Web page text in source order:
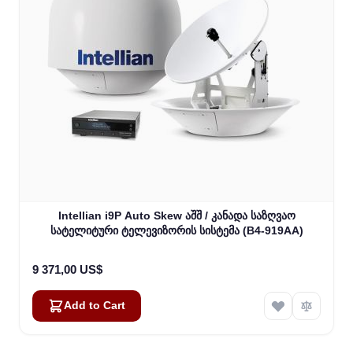
Intellian i9P Auto Skew აშშ / კანადა საზღვაო
სატელიტური ტელევიზორის სისტემა (B4-919AA)
9 371,00 US$
Add to Cart